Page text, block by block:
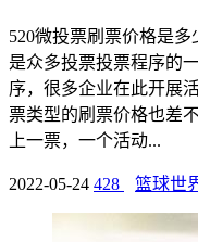
520微投票刷票价格是
是众多投票投票程序的
序，很多企业在此开展
票类型的刷票价格也差
上一票，一个活动...
2022-05-24 428 篮球世